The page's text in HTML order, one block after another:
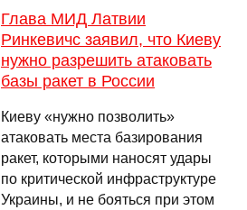
Глава МИД Латвии
Ринкевичс заявил, что Киеву
нужно разрешить атаковать
базы ракет в России
Киеву «нужно позволить»
атаковать места базирования
ракет, которыми наносят удары
по критической инфраструктуре
Украины, и не бояться при этом